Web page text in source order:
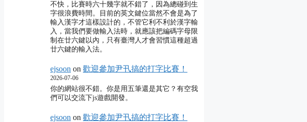
不快，比賽時六十幾字就不錯了，因為總碰到生
字很浪費時間。目前的英文鍵位當然不會是為了
輸入漢字才這樣設計的，不管它利不利於漢字輸
入，當我們要做輸入法時，就應該把編碼字母限
制在廿六鍵以內，只有臺灣人才會習慣這種超過
廿六鍵的輸入法。
ejsoon on 歡迎參加尹卂搞的打字比賽！
2026-07-06
你的網站很不錯。你是用五筆還是其它？有空我
們可以交流下js遊戲開發。
ejsoon on 歡迎參加尹卂搞的打字比賽！